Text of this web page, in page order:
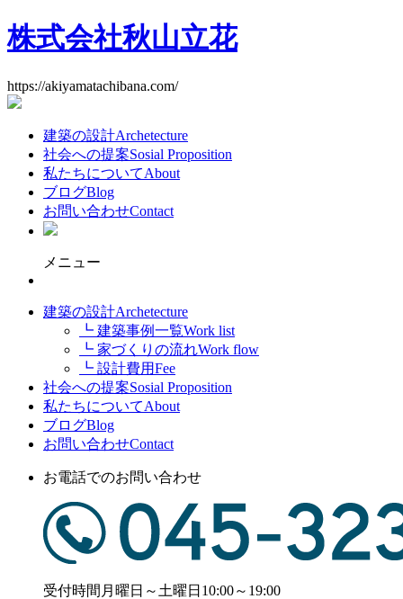
株式会社秋山立花
https://akiyamatachibana.com/
建築の設計Archetecture
社会への提案Sosial Proposition
私たちについてAbout
ブログBlog
お問い合わせContact
メニュー
建築の設計Archetecture
┗ 建築事例一覧Work list
┗ 家づくりの流れWork flow
┗ 設計費用Fee
社会への提案Sosial Proposition
私たちについてAbout
ブログBlog
お問い合わせContact
お電話でのお問い合わせ
受付時間 月曜日～土曜日10:00～19:00